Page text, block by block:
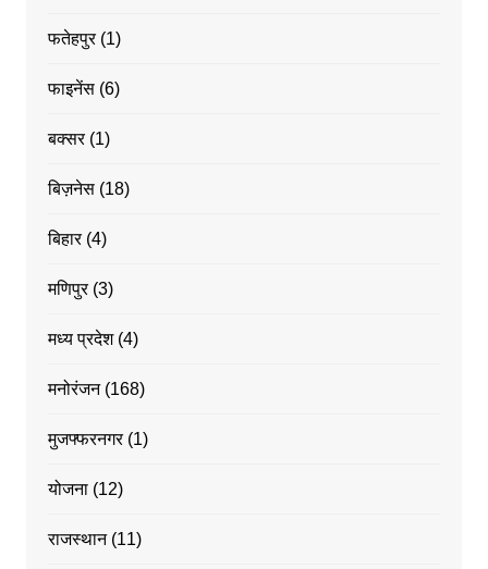
फतेहपुर(1)
फाइनेंस(6)
बक्सर(1)
बिज़नेस(18)
बिहार(4)
मणिपुर(3)
मध्य प्रदेश(4)
मनोरंजन(168)
मुजफ्फरनगर(1)
योजना(12)
राजस्थान(11)